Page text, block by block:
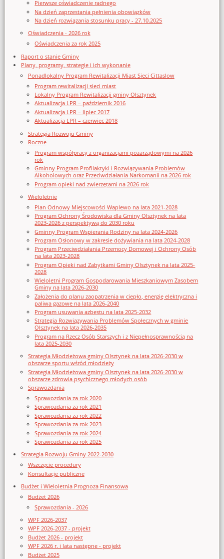
Pierwsze oświadczenie radnego
Na dzień zaprzestania pełnienia obowiązków
Na dzień rozwiązania stosunku pracy - 27.10.2025
Oświadczenia - 2026 rok
Oświadczenia za rok 2025
Raport o stanie Gminy
Plany, programy, strategie i ich wykonanie
Ponadlokalny Program Rewitalizacji Miast Sieci Cittaslow
Program rewitalizacji sieci miast
Lokalny Program Rewitalizacji gminy Olsztynek
Aktualizacja LPR – październik 2016
Aktualizacja LPR – lipiec 2017
Aktualizacja LPR – czerwiec 2018
Strategia Rozwoju Gminy
Roczne
Program współpracy z organizacjami pozarządowymi na 2026
rok
Gminny Program Profilaktyki i Rozwiązywania Problemów
Alkoholowych oraz Przeciwdziałania Narkomanii na 2026 rok
Program opieki nad zwierzętami na 2026 rok
Wieloletnie
Plan Odnowy Miejscowości Waplewo na lata 2021-2028
Program Ochrony Środowiska dla Gminy Olsztynek na lata
2023-2026 z perspektywą do 2030 roku
Gminny Program Wspierania Rodziny na lata 2024-2026
Program Osłonowy w zakresie dożywiania na lata 2024-2028
Program Przeciwdziałania Przemocy Domowej i Ochrony Osób
na lata 2023-2028
Program Opieki nad Zabytkami Gminy Olsztynek na lata 2025-
2028
Wieloletni Program Gospodarowania Mieszkaniowym Zasobem
Gminy na lata 2026-2030
Założenia do planu zaopatrzenia w ciepło, energię elektryczna i
paliwa gazowe na lata 2026-2040
Program usuwania azbestu na lata 2025-2032
Strategia Rozwiązywania Problemów Społecznych w gminie
Olsztynek na lata 2026-2035
Program na Rzecz Osób Starszych i z Niepełnosprawnością na
lata 2025-2030
Strategia Młodzieżowa gminy Olsztynek na lata 2026-2030 w
obszarze sportu wśród młodzieży
Strategia Młodzieżowa gminy Olsztynek na lata 2026-2030 w
obszarze zdrowia psychicznego młodych osób
Sprawozdania
Sprawozdania za rok 2020
Sprawozdania za rok 2021
Sprawozdania za rok 2022
Sprawozdania za rok 2023
Sprawozdania za rok 2024
Sprawozdania za rok 2025
Strategia Rozwoju Gminy 2022-2030
Wszczęcie procedury
Konsultacje publiczne
Budżet i Wieloletnia Prognoza Finansowa
Budżet 2026
Sprawozdania - 2026
WPF 2026-2037
WPF 2026-2037 - projekt
Budżet 2026 - projekt
WPF 2026 r. i lata następne - projekt
Budżet 2025